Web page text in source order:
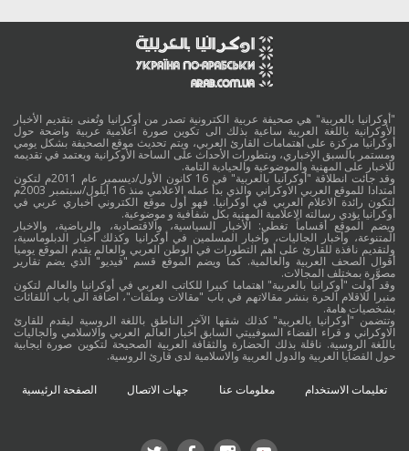
"أوكرانيا بالعربية" هي صحيفة عربية الكترونية تصدر من أوكرانيا وتُعنى بتقديم الأخبار
الأوكرانية باللغة العربية ساعية بذلك الى تكوين صورة اعلامية عربية واضحة حول
أوكرانيا مركزة على اهتمامات القارئ العربي، ويتم تحديث موقع الصحيفة بشكل يومي
ومستمر بالسبق الإخباري، وبتطورات الأحداث على الساحة الأوكرانية ويعتمد في تقديمه
للاخبار على المهنية والموضوعية والحيادية التامة.
وقد جائت انطلاقة "أوكرانيا بالعربية" في 16 كانون الأول/ديسمبر عام 2011م لتكون
امتدادا للموقع العربي الاوكراني والذي بدأ عمله الاعلامي منذ 16 أيلول/سبتمبر 2003م
لتكون رائدة الاعلام العربي في أوكرانيا. فهو أول موقع الكتروني أخباري عربي في
أوكرانيا يؤدي رسالته الاعلامية المهنية بكل شفافية و موضوعية.
ويضم الموقع أقساماً تغطي: الأخبار السياسية، والاقتصادية، والرياضية، والاخبار
المتنوعة، وأخبار الجاليات، وأخبار المسلمين في أوكرانيا وكذلك أخبار الدبلوماسية،
ولتقديم نافذة للقارئ على أهم التطورات في الوطن العربي والعالم يقدم الموقع يوميا
أقوال الصحف العربية والعالمية. كما ويضم الموقع قسم "فيديو" الذي يضم تقارير
مصوَّرة بمختلف المجالات.
وقد أولت "أوكرانيا بالعربية" اهتماما كبيرا للكاتب العربي في أوكرانيا والعالم لتكون
منبرا للاقلام الحرة بنشر مقالاتهم في باب "مقالات وملفات"، اضافة الى باب اللقائات
بشخصيات هامة.
وتتضمن "أوكرانيا بالعربية" كذلك شقها الآخر الناطق باللغة الروسية ليقدم للقارئ
الاوكراني و قراء الفضاء السوفييتي السابق أخبار العالم العربي والاسلامي والجاليات
باللغة الروسية. ناقلة بذلك الحضارة والثقافة العربية الصحيحة لتكوين صورة ايجابية
حول القضايا العربية والدول العربية والاسلامية لدى قارئ الروسية.
تعليمات الاستخدام معلومات عنا جهات الاتصال الصفحة الرئيسية